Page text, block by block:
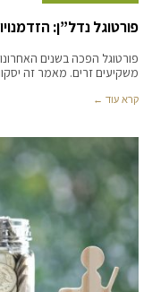
פורטוגל נדל”ן:
פורטוגל הפכה בשנים
משקיעים זרים. מאמר זה
קרא עוד ←